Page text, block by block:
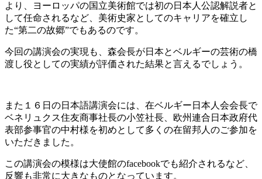
より、ヨーロッパの国立美術館では初の日本人公認解説者と
して任命されるなど、美術史家としてのキャリアを確立し
た“第二の故郷”でもあるのです。
今回の講演会の実現も、森会長が日本とベルギーの芸術の橋
渡し役としての実績が評価された結果と言えるでしょう。
また１６日の日本語講演会には、在ベルギー日本人会会長で
ベネリュ クス住友商事社長の小笠社長、 欧州連合日本政府代
表部参事官の中村様を初めとして多くの在留邦 人のご参加を
いただきました。
この講演会の模様は大使館のfacebookでも紹介されるなど、
反響も非常に大きなものとなっています。